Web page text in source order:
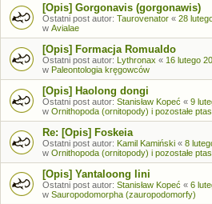
[Opis] Gorgonavis (gorgonawis)
Ostatni post autor: Taurovenator « 28
w Avialae
[Opis] Formacja Romualdo
Ostatni post autor: Lythronax « 16 lutego
w Paleontologia kręgowców
[Opis] Haolong dongi
Ostatni post autor: Stanisław Kopeć « 9
w Ornithopoda (ornitopody) i pozostałe
Re: [Opis] Foskeia
Ostatni post autor: Kamil Kamiński « 8
w Ornithopoda (ornitopody) i pozostałe
[Opis] Yantaloong lini
Ostatni post autor: Stanisław Kopeć « 6
w Sauropodomorpha (zauropodomorfy)